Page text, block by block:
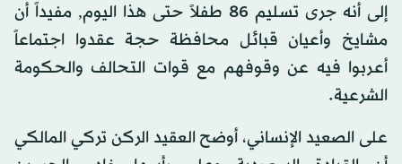
إلى أنه جرى تسليم 86 طفلاً حتى هذا اليوم, مفيداً أن
مشايخ وأعيان قبائل محافظة حجة عقدوا اجتماعاً
أعربوا فيه عن وقوفهم مع قوات التحالف والحكومة
الشرعية.
على الصعيد الإنساني، أوضح العقيد الركن تركي المالكي